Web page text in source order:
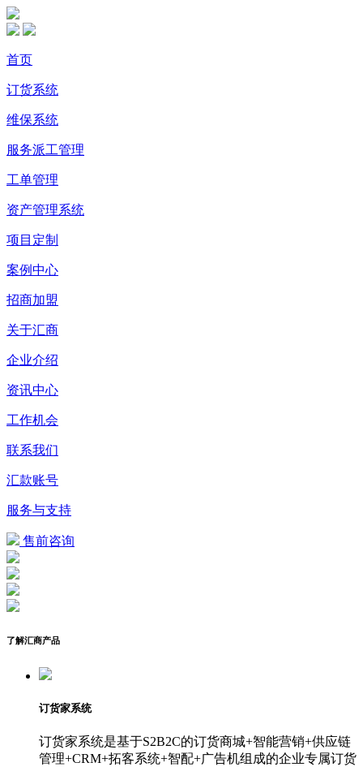
首页
订货系统
维保系统
服务派工管理
工单管理
资产管理系统
项目定制
案例中心
招商加盟
关于汇商
企业介绍
资讯中心
工作机会
联系我们
汇款账号
服务与支持
售前咨询
了解汇商产品
订货家系统
订货家系统是基于S2B2C的订货商城+智能营销+供应链
管理+CRM+拓客系统+智配+广告机组成的企业专属订货